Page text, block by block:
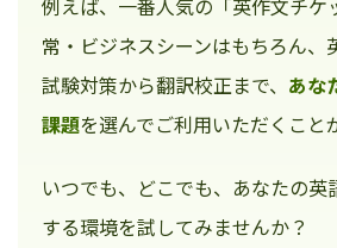
例えば、一番人気の「英作文チケ
常・ビジネスシーンはもちろん、
試験対策から翻訳校正まで、 あな
課題を選んでご利用いただくこと
いつでも、どこでも、あなたの英
する環境を試してみませんか？